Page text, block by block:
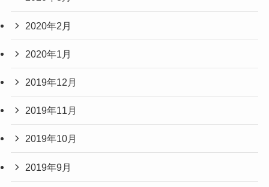
2020年2月
2020年1月
2019年12月
2019年11月
2019年10月
2019年9月